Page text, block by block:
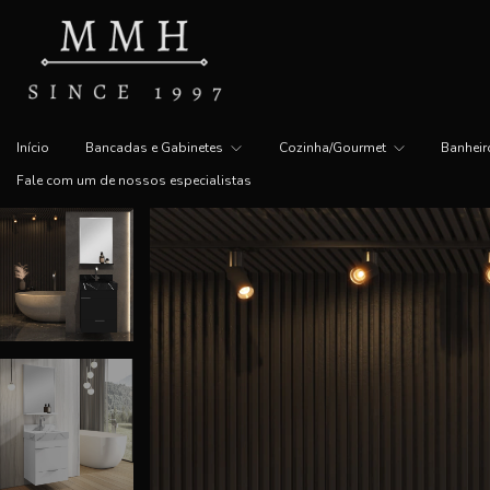
Início Bancadas e Gabinetes Cozinha/Gourmet
Fale com um de nossos especialistas